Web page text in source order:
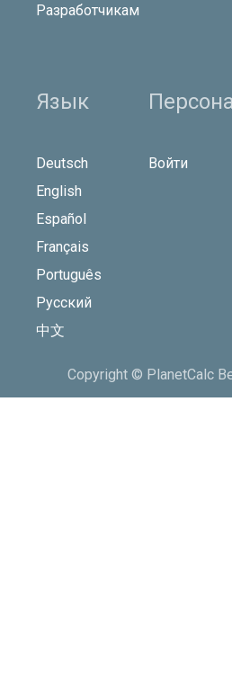
Разработчикам
Язык
Deutsch
English
Español
Français
Português
Русский
中文
Войти
Copyright © PlanetCalc